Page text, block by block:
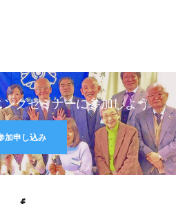
グセミナーに参加しよう
加申し込み